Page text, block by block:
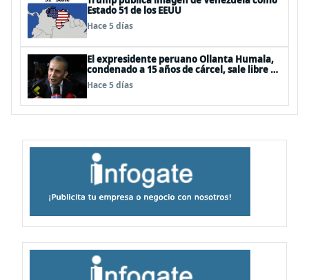
Estado 51 de los EEUU
Hace 5 días
El expresidente peruano Ollanta Humala,
condenado a 15 años de cárcel, sale libre al
anularse su caso
Hace 5 días